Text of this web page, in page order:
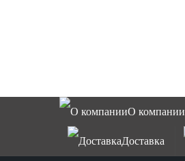
О компании
Доставка